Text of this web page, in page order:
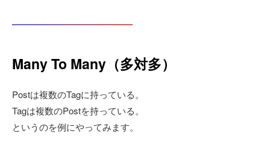
Many To Many（多対多）
Postは複数のTagに持っている。
Tagは複数のPostを持っている。
というのを例にやってみます。